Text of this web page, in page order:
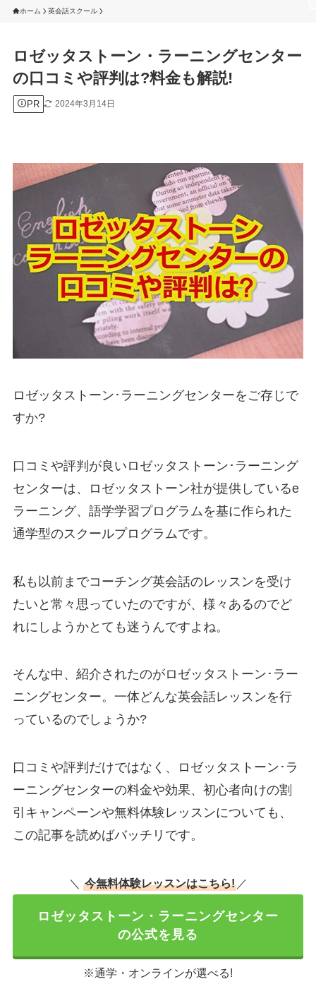
ホーム 英会話スクール
ロゼッタストーン・ラーニングセンター
の口コミや評判は?料金も解説!
PR 2024年3月14日
ロゼッタストーン･ラーニングセンターをご存じで
すか?
口コミや評判が良いロゼッタストーン･ラーニング
センターは、ロゼッタストーン社が提供しているe
ラーニング、語学学習プログラムを基に作られた
通学型のスクールプログラムです。
私も以前までコーチング英会話のレッスンを受け
たいと常々思っていたのですが、様々あるのでど
れにしようかとても迷うんですよね。
そんな中、紹介されたのがロゼッタストーン･ラー
ニングセンター。一体どんな英会話レッスンを行
っているのでしょうか?
口コミや評判だけではなく、ロゼッタストーン･ラ
ーニングセンターの料金や効果、初心者向けの割
引キャンペーンや無料体験レッスンについても、
この記事を読めばバッチリです。
＼ 今無料体験レッスンはこちら!／
ロゼッタストーン・ラーニングセンター
の公式を見る
※通学・オンラインが選べる!